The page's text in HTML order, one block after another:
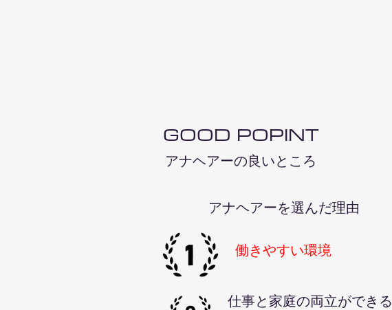
GOOD POPINT
​アナヘアーの良いところ
アナヘアーを選んだ理由​
働きやすい環境
​仕事と家庭の両立ができる